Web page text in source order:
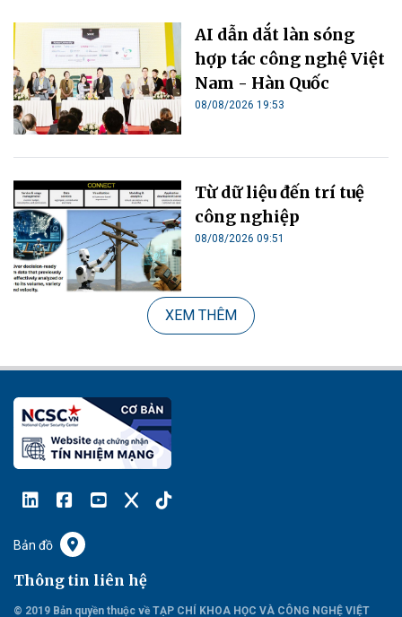
AI dẫn dắt làn sóng
hợp tác công nghệ Việt
Nam - Hàn Quốc
08/08/2026 19:53
Từ dữ liệu đến trí tuệ
công nghiệp
08/08/2026 09:51
XEM THÊM
Bản đồ
Thông tin liên hệ
© 2019 Bản quyền thuộc về TẠP CHÍ KHOA HỌC VÀ CÔNG NGHỆ VIỆT